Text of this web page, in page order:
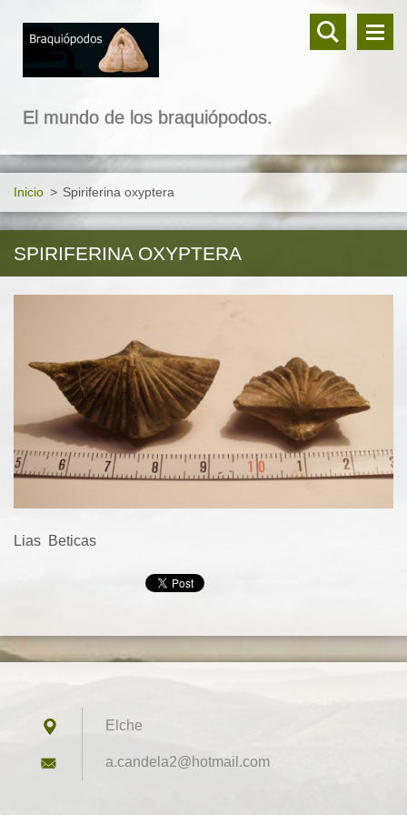
El mundo de los braquiópodos.
Inicio > Spiriferina oxyptera
SPIRIFERINA OXYPTERA
Lias Beticas
Elche
a.candel a2@hotmail.com